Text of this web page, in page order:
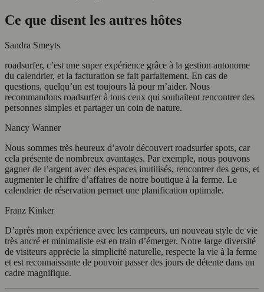
Ce que disent les autres hôtes
Sandra Smeyts
roadsurfer, c’est une super expérience grâce à la gestion autonome
du calendrier, et la facturation se fait parfaitement. En cas de
questions, quelqu’un est toujours là pour m’aider. Nous
recommandons roadsurfer à tous ceux qui souhaitent rencontrer des
personnes simples et partager un coin de nature.
Nancy Wanner
Nous sommes très heureux d’avoir découvert roadsurfer spots, car
cela présente de nombreux avantages. Par exemple, nous pouvons
gagner de l’argent avec des espaces inutilisés, rencontrer des gens, et
augmenter le chiffre d’affaires de notre boutique à la ferme. Le
calendrier de réservation permet une planification optimale.
Franz Kinker
D’après mon expérience avec les campeurs, un nouveau style de vie
très ancré et minimaliste est en train d’émerger. Notre large diversité
de visiteurs apprécie la simplicité naturelle, respecte la vie à la ferme
et est reconnaissante de pouvoir passer des jours de détente dans un
cadre magnifique.